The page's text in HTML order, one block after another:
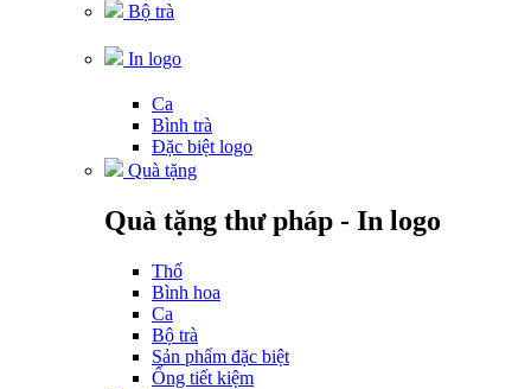
Bộ trà
In logo
Ca
Bình trà
Đặc biệt logo
Quà tặng
Quà tặng thư pháp - In logo
Thố
Bình hoa
Ca
Bộ trà
Sản phẩm đặc biệt
Ống tiết kiệm